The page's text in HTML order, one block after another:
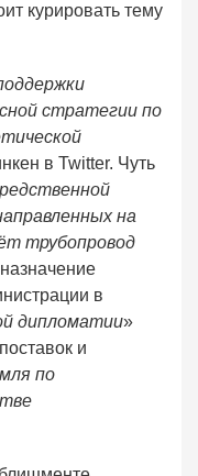
курировать тему
стратегии по
в Twitter. Чуть
на
трубопровод
в
дипломатии»
и
по